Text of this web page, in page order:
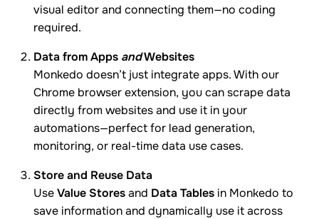
visual editor and connecting them—no coding
required.
Data from Apps andWebsites
Monkedo doesn’t just integrate apps. With our
Chrome browser extension, you can scrape data
directly from websites and use it in your
automations—perfect for lead generation,
monitoring, or real-time data use cases.
Store and Reuse Data
UseValue Storesand Data Tables in Monkedo to
save information and dynamically use it across